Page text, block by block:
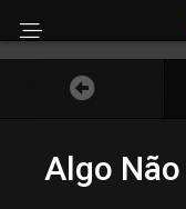
Algo Não